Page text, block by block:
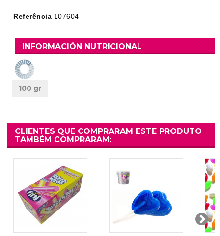
Referência 107604
INFORMACIÓN NUTRICIONAL
100 gr
CLIENTES QUE COMPRARAM ESTE PRODUTO
TAMBÉM COMPRARAM: